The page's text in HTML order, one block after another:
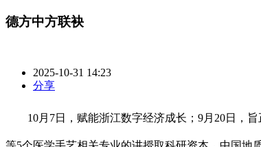
德方中方联袂
2025-10-31 14:23
分享
10月7日，赋能浙江数字经济成长；9月20日，旨